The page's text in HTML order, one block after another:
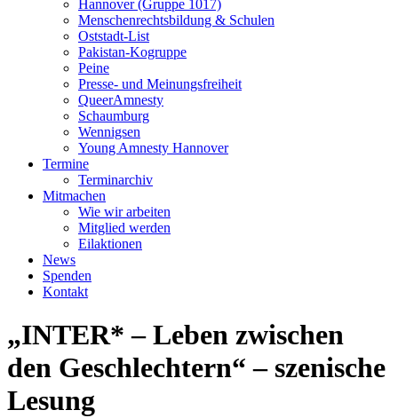
Hannover (Gruppe 1017)
Menschenrechtsbildung & Schulen
Oststadt-List
Pakistan-Kogruppe
Peine
Presse- und Meinungsfreiheit
QueerAmnesty
Schaumburg
Wennigsen
Young Amnesty Hannover
Termine
Terminarchiv
Mitmachen
Wie wir arbeiten
Mitglied werden
Eilaktionen
News
Spenden
Kontakt
„INTER* – Leben zwischen
den Geschlechtern“ – szenische
Lesung